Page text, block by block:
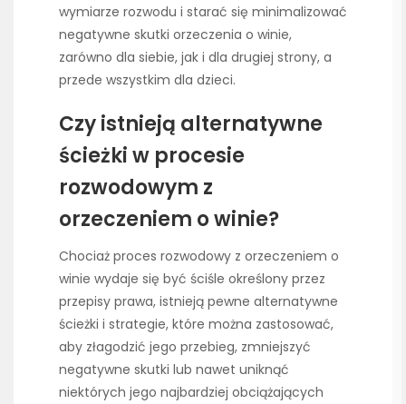
wymiarze rozwodu i starać się minimalizować
negatywne skutki orzeczenia o winie,
zarówno dla siebie, jak i dla drugiej strony, a
przede wszystkim dla dzieci.
Czy istnieją alternatywne
ścieżki w procesie
rozwodowym z
orzeczeniem o winie?
Chociaż proces rozwodowy z orzeczeniem o
winie wydaje się być ściśle określony przez
przepisy prawa, istnieją pewne alternatywne
ścieżki i strategie, które można zastosować,
aby złagodzić jego przebieg, zmniejszyć
negatywne skutki lub nawet uniknąć
niektórych jego najbardziej obciążających